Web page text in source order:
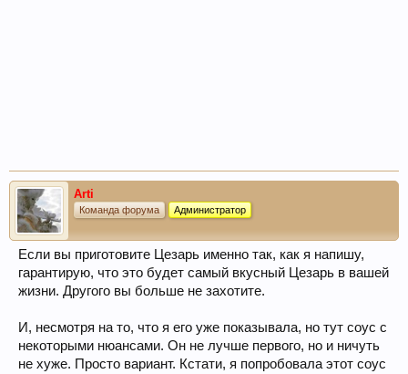
Arti
Команда форума Администратор
Если вы приготовите Цезарь именно так, как я напишу,
гарантирую, что это будет самый вкусный Цезарь в вашей
жизни. Другого вы больше не захотите.
И, несмотря на то, что я его уже показывала, но тут соус с
некоторыми нюансами. Он не лучше первого, но и ничуть
не хуже. Просто вариант. Кстати, я попробовала этот соус